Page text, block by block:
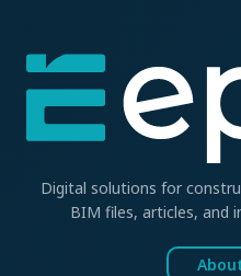
Digital solutions for
BIM files, articles, and